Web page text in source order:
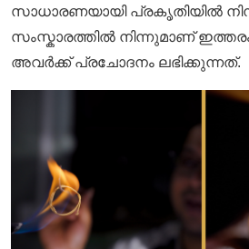
സാധാരണയായി പ്രകൃതിയിൽ
സംസ്കാരത്തിൽ നിന്നുമാണ്
അവർക്ക് പ്രചോദനം ലഭിക്കുന്നത്.